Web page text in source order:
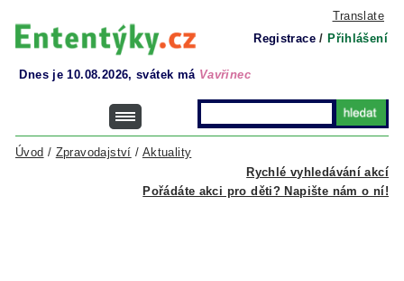
Translate
Registrace / Přihlášení
Dnes je 10.08.2026, svátek má Vavřinec
Rychlé vyhledávání akcí
Úvod / Zpravodajství / Aktuality
Pořádáte akci pro děti? Napište nám o ní!